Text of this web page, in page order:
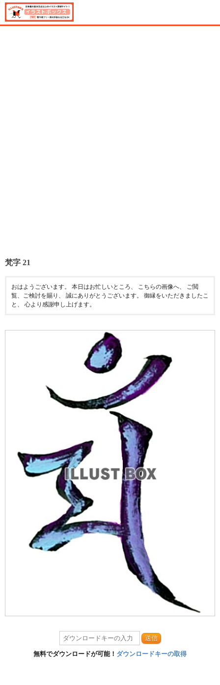
梵字 21
おはようございます。 本日はお忙しいところ、 こちらの画像へ、 ご閲
覧、ご検討を賜り、 誠にありがとうございます。 御縁をいただきましたこ
と、 心より感謝申し上げます。
送信
無料でダウンロードが可能！ ダウンロードキーの取得